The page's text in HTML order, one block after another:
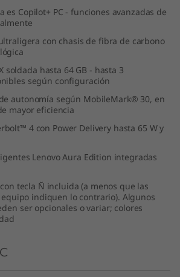
es Copilot+ PC - funciones avanzadas de
con chasis de fibra de carbono
soldada hasta 64 GB - hasta 3
según configuración
autonomía según MobileMark® 30, en
mayor eficiencia
4 con Power Delivery hasta 65 W y
Lenovo Aura Edition integradas
tecla Ñ incluida (a menos que las
indiquen lo contrario). Algunos
ser opcionales o variar; colores